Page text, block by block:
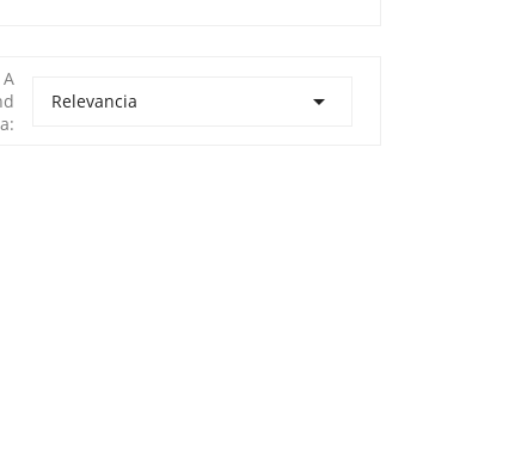
A
Relevancia 